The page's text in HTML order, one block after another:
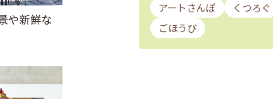
や新鮮な
アートさんぽ
くつろぐ
ごほうび